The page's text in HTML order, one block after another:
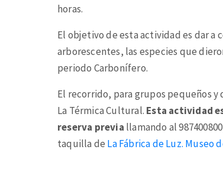
horas.
El objetivo de esta actividad es dar a
arborescentes, las especies que
periodo Carbonífero.
El recorrido, para grupos pequeños
La Térmica Cultural. Esta actividad
reserva previa llamando al
taquilla de La Fábrica de Luz. Museo